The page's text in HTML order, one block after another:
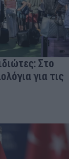
Στο
για τις